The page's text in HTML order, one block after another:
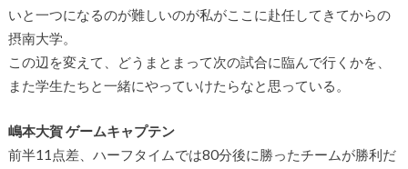
いと一つになるのが難しいのが私がここに赴任してきてからの
摂南大学。
この辺を変えて、どうまとまって次の試合に臨んで行くかを、
また学生たちと一緒にやっていけたらなと思っている。
嶋本大賀 ゲームキャプテン
前半11点差、ハーフタイムでは80分後に勝ったチームが勝利だ